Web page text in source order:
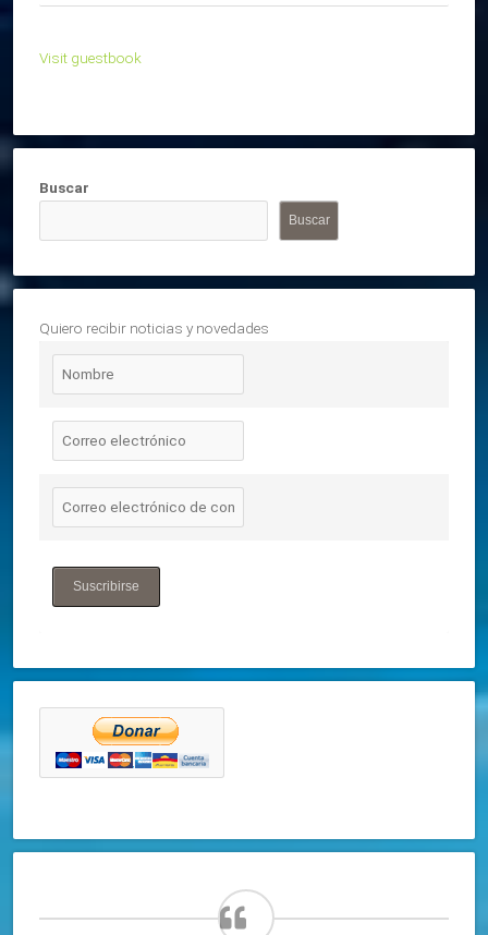
Visit guestbook
Buscar
Buscar
Quiero recibir noticias y novedades
Suscribirse